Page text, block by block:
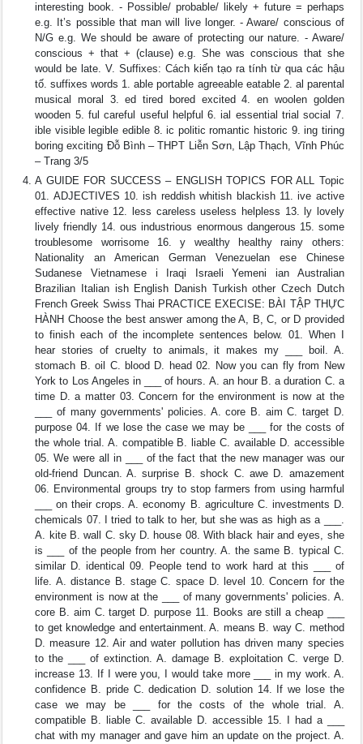
interesting book. - Possible/ probable/ likely + future = perhaps
e.g. It’s possible that man will live longer. - Aware/ conscious of
N/G e.g. We should be aware of protecting our nature. - Aware/
conscious + that + (clause) e.g. She was conscious that she
would be late. V. Suffixes: Cách kiến tạo ra tính từ qua các hậu
tố. suffixes words 1. able portable agreeable eatable 2. al parental
musical moral 3. ed tired bored excited 4. en woolen golden
wooden 5. ful careful useful helpful 6. ial essential trial social 7.
ible visible legible edible 8. ic politic romantic historic 9. ing tiring
boring exciting Đỗ Bình – THPT Liễn Sơn, Lập Thạch, Vĩnh Phúc
– Trang 3/5
A GUIDE FOR SUCCESS – ENGLISH TOPICS FOR ALL Topic
01. ADJECTIVES 10. ish reddish whitish blackish 11. ive active
effective native 12. less careless useless helpless 13. ly lovely
lively friendly 14. ous industrious enormous dangerous 15. some
troublesome worrisome 16. y wealthy healthy rainy others:
Nationality an American German Venezuelan ese Chinese
Sudanese Vietnamese i Iraqi Israeli Yemeni ian Australian
Brazilian Italian ish English Danish Turkish other Czech Dutch
French Greek Swiss Thai PRACTICE EXECISE: BÀI TẬP THỰC
HÀNH Choose the best answer among the A, B, C, or D provided
to finish each of the incomplete sentences below. 01. When I
hear stories of cruelty to animals, it makes my ___ boil. A.
stomach B. oil C. blood D. head 02. Now you can fly from New
York to Los Angeles in ___ of hours. A. an hour B. a duration C. a
time D. a matter 03. Concern for the environment is now at the
___ of many governments' policies. A. core B. aim C. target D.
purpose 04. If we lose the case we may be ___ for the costs of
the whole trial. A. compatible B. liable C. available D. accessible
05. We were all in ___ of the fact that the new manager was our
old-friend Duncan. A. surprise B. shock C. awe D. amazement
06. Environmental groups try to stop farmers from using harmful
___ on their crops. A. economy B. agriculture C. investments D.
chemicals 07. I tried to talk to her, but she was as high as a ___.
A. kite B. wall C. sky D. house 08. With black hair and eyes, she
is ___ of the people from her country. A. the same B. typical C.
similar D. identical 09. People tend to work hard at this ___ of
life. A. distance B. stage C. space D. level 10. Concern for the
environment is now at the ___ of many governments' policies. A.
core B. aim C. target D. purpose 11. Books are still a cheap ___
to get knowledge and entertainment. A. means B. way C. method
D. measure 12. Air and water pollution has driven many species
to the ___ of extinction. A. damage B. exploitation C. verge D.
increase 13. If I were you, I would take more ___ in my work. A.
confidence B. pride C. dedication D. solution 14. If we lose the
case we may be ___ for the costs of the whole trial. A.
compatible B. liable C. available D. accessible 15. I had a ___
chat with my manager and gave him an update on the project. A.